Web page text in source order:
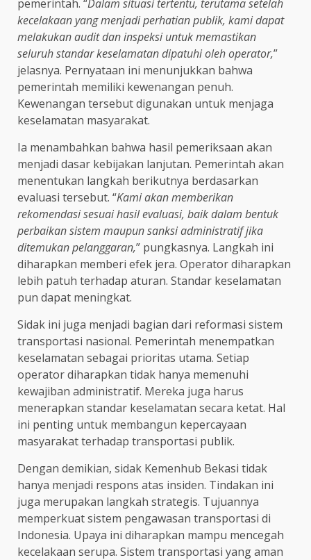
pemerintah. “Dalam situasi tertentu, terutama setelah
kecelakaan yang menjadi perhatian publik, kami dapat
melakukan audit dan inspeksi untuk memastikan
seluruh standar keselamatan dipatuhi oleh operator,”
jelasnya. Pernyataan ini menunjukkan bahwa
pemerintah memiliki kewenangan penuh.
Kewenangan tersebut digunakan untuk menjaga
keselamatan masyarakat.
Ia menambahkan bahwa hasil pemeriksaan akan
menjadi dasar kebijakan lanjutan. Pemerintah akan
menentukan langkah berikutnya berdasarkan
evaluasi tersebut. “Kami akan memberikan
rekomendasi sesuai hasil evaluasi, baik dalam bentuk
perbaikan sistem maupun sanksi administratif jika
ditemukan pelanggaran,” pungkasnya. Langkah ini
diharapkan memberi efek jera. Operator diharapkan
lebih patuh terhadap aturan. Standar keselamatan
pun dapat meningkat.
Sidak ini juga menjadi bagian dari reformasi sistem
transportasi nasional. Pemerintah menempatkan
keselamatan sebagai prioritas utama. Setiap
operator diharapkan tidak hanya memenuhi
kewajiban administratif. Mereka juga harus
menerapkan standar keselamatan secara ketat. Hal
ini penting untuk membangun kepercayaan
masyarakat terhadap transportasi publik.
Dengan demikian, sidak Kemenhub Bekasi tidak
hanya menjadi respons atas insiden. Tindakan ini
juga merupakan langkah strategis. Tujuannya
memperkuat sistem pengawasan transportasi di
Indonesia. Upaya ini diharapkan mampu mencegah
kecelakaan serupa. Sistem transportasi yang aman